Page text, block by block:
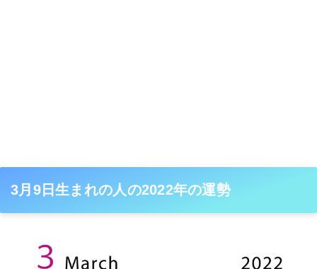
3月9日生まれの人の2022年の運勢